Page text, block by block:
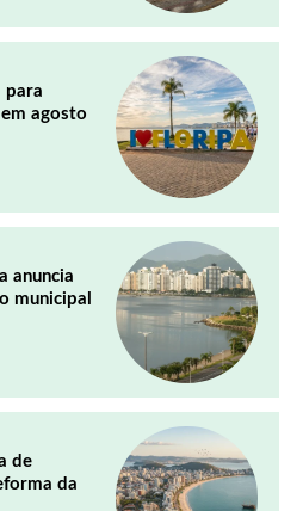
para
agosto
anuncia
municipal
de
da